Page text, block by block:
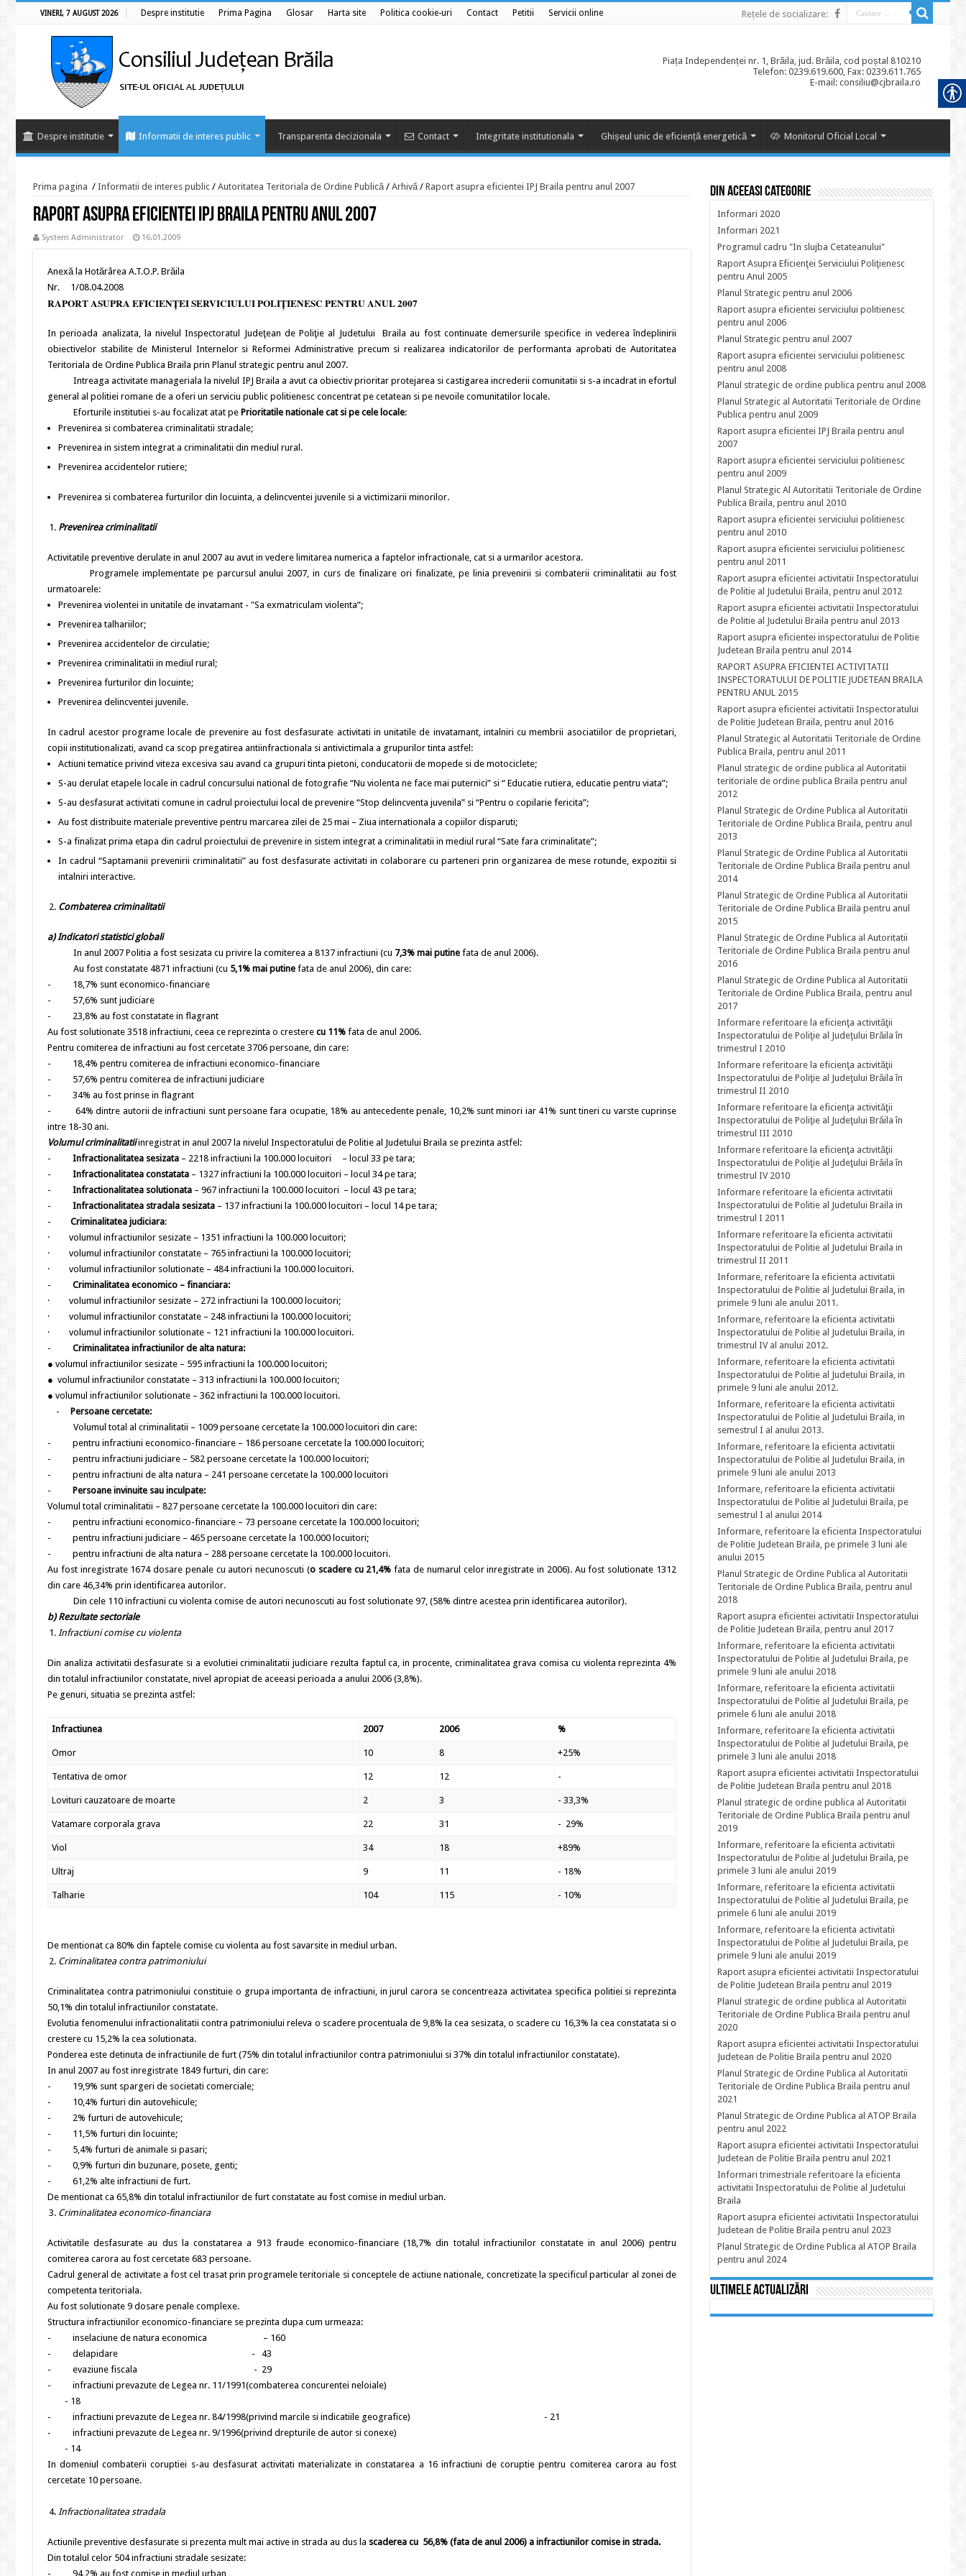
VINERI, 7 AUGUST 2026 Despre institutie Prima Pagina Glosar Harta site Politica cookie-uri Contact Petitii Servicii online Rețele de socializare:
Piața Independenței nr. 1, Brăila, jud. Brăila, cod poștal 810210
Telefon: 0239.619.600, Fax: 0239.611.765
E-mail: consiliu@cjbraila.ro
Despre institutie Informatii de interes public Transparenta decizionala Contact Integritate institutionala Ghișeul unic de eficiență energetică Monitorul Oficial Local
Prima pagina / Informatii de interes public / Autoritatea Teritoriala de Ordine Publică / Arhivă / Raport asupra eficientei IPJ Braila pentru anul 2007
Raport asupra eficientei IPJ Braila pentru anul 2007
System Administrator 16.01.2009
Anexă la Hotărârea A.T.O.P. Brăila
Nr. 1/08.04.2008
RAPORT ASUPRA EFICIENŢEI SERVICIULUI POLIŢIENESC PENTRU ANUL 2007
In perioada analizata, la nivelul Inspectoratul Judeţean de Poliţie al Judetului Braila au fost continuate demersurile specifice in vederea îndeplinirii
obiectivelor stabilite de Ministerul Internelor si Reformei Administrative precum si realizarea indicatorilor de performanta aprobati de Autoritatea
Teritoriala de Ordine Publica Braila prin Planul strategic pentru anul 2007.
Intreaga activitate manageriala la nivelul IPJ Braila a avut ca obiectiv prioritar protejarea si castigarea increderii comunitatii si s-a incadrat in efortul
general al politiei romane de a oferi un serviciu public politienesc concentrat pe cetatean si pe nevoile comunitatilor locale.
Eforturile institutiei s-au focalizat atat pe Prioritatile nationale cat si pe cele locale:
Prevenirea si combaterea criminalitatii stradale;
Prevenirea in sistem integrat a criminalitatii din mediul rural.
Prevenirea accidentelor rutiere;
Prevenirea si combaterea furturilor din locuinta, a delincventei juvenile si a victimizarii minorilor.
Prevenirea criminalitatii
Activitatile preventive derulate in anul 2007 au avut in vedere limitarea numerica a faptelor infractionale, cat si a urmarilor acestora.
Programele implementate pe parcursul anului 2007, in curs de finalizare ori finalizate, pe linia prevenirii si combaterii criminalitatii au fost
urmatoarele:
Prevenirea violentei in unitatile de invatamant - "Sa exmatriculam violenta”;
Prevenirea talhariilor;
Prevenirea accidentelor de circulatie;
Prevenirea criminalitatii in mediul rural;
Prevenirea furturilor din locuinte;
Prevenirea delincventei juvenile.
In cadrul acestor programe locale de prevenire au fost desfasurate activitati in unitatile de invatamant, intalniri cu membrii asociatiilor de proprietari,
copii institutionalizati, avand ca scop pregatirea antiinfractionala si antivictimala a grupurilor tinta astfel:
Actiuni tematice privind viteza excesiva sau avand ca grupuri tinta pietoni, conducatorii de mopede si de motociclete;
S-au derulat etapele locale in cadrul concursului national de fotografie “Nu violenta ne face mai puternici” si “ Educatie rutiera, educatie pentru viata”;
S-au desfasurat activitati comune in cadrul proiectului local de prevenire “Stop delincventa juvenila” si “Pentru o copilarie fericita”;
Au fost distribuite materiale preventive pentru marcarea zilei de 25 mai – Ziua internationala a copiilor disparuti;
S-a finalizat prima etapa din cadrul proiectului de prevenire in sistem integrat a criminalitatii in mediul rural “Sate fara criminalitate”;
In cadrul “Saptamanii prevenirii criminalitatii” au fost desfasurate activitati in colaborare cu parteneri prin organizarea de mese rotunde, expozitii si
intalniri interactive.
Combaterea criminalitatii
a) Indicatori statistici globali
In anul 2007 Politia a fost sesizata cu privire la comiterea a 8137 infractiuni (cu 7,3% mai putine fata de anul 2006).
Au fost constatate 4871 infractiuni (cu 5,1% mai putine fata de anul 2006), din care:
- 18,7% sunt economico-financiare
- 57,6% sunt judiciare
- 23,8% au fost constatate in flagrant
Au fost solutionate 3518 infractiuni, ceea ce reprezinta o crestere cu 11% fata de anul 2006.
Pentru comiterea de infractiuni au fost cercetate 3706 persoane, din care:
- 18,4% pentru comiterea de infractiuni economico-financiare
- 57,6% pentru comiterea de infractiuni judiciare
- 34% au fost prinse in flagrant
- 64% dintre autorii de infractiuni sunt persoane fara ocupatie, 18% au antecedente penale, 10,2% sunt minori iar 41% sunt tineri cu varste cuprinse
intre 18-30 ani.
Volumul criminalitatiiinregistrat in anul 2007 la nivelul Inspectoratului de Politie al Judetului Braila se prezinta astfel:
- Infractionalitatea sesizata – 2218 infractiuni la 100.000 locuitori – locul 33 pe tara;
- Infractionalitatea constatata – 1327 infractiuni la 100.000 locuitori – locul 34 pe tara;
- Infractionalitatea solutionata – 967 infractiuni la 100.000 locuitori – locul 43 pe tara;
- Infractionalitatea stradala sesizata – 137 infractiuni la 100.000 locuitori – locul 14 pe tara;
- Criminalitatea judiciara:
· volumul infractiunilor sesizate – 1351 infractiuni la 100.000 locuitori;
· volumul infractiunilor constatate – 765 infractiuni la 100.000 locuitori;
· volumul infractiunilor solutionate – 484 infractiuni la 100.000 locuitori.
- Criminalitatea economico – financiara:
· volumul infractiunilor sesizate – 272 infractiuni la 100.000 locuitori;
· volumul infractiunilor constatate – 248 infractiuni la 100.000 locuitori;
· volumul infractiunilor solutionate – 121 infractiuni la 100.000 locuitori.
- Criminalitatea infractiunilor de alta natura:
● volumul infractiunilor sesizate – 595 infractiuni la 100.000 locuitori;
● volumul infractiunilor constatate – 313 infractiuni la 100.000 locuitori;
● volumul infractiunilor solutionate – 362 infractiuni la 100.000 locuitori.
- Persoane cercetate:
Volumul total al criminalitatii – 1009 persoane cercetate la 100.000 locuitori din care:
- pentru infractiuni economico-financiare – 186 persoane cercetate la 100.000 locuitori;
- pentru infractiuni judiciare – 582 persoane cercetate la 100.000 locuitori;
- pentru infractiuni de alta natura – 241 persoane cercetate la 100.000 locuitori
- Persoane invinuite sau inculpate:
Volumul total criminalitatii – 827 persoane cercetate la 100.000 locuitori din care:
- pentru infractiuni economico-financiare – 73 persoane cercetate la 100.000 locuitori;
- pentru infractiuni judiciare – 465 persoane cercetate la 100.000 locuitori;
- pentru infractiuni de alta natura – 288 persoane cercetate la 100.000 locuitori.
Au fost inregistrate 1674 dosare penale cu autori necunoscuti (o scadere cu 21,4% fata de numarul celor inregistrate in 2006). Au fost solutionate 1312
din care 46,34% prin identificarea autorilor.
Din cele 110 infractiuni cu violenta comise de autori necunoscuti au fost solutionate 97, (58% dintre acestea prin identificarea autorilor).
b) Rezultate sectoriale
Infractiuni comise cu violenta
Din analiza activitatii desfasurate si a evolutiei criminalitatii judiciare rezulta faptul ca, in procente, criminalitatea grava comisa cu violenta reprezinta 4%
din totalul infractiunilor constatate, nivel apropiat de aceeasi perioada a anului 2006 (3,8%).
Pe genuri, situatia se prezinta astfel:
Infractiunea 2007 2006 %
Omor 10 8 +25%
Tentativa de omor 12 12 -
Lovituri cauzatoare de moarte 2 3 - 33,3%
Vatamare corporala grava 22 31 - 29%
Viol 34 18 +89%
Ultraj 9 11 - 18%
Talharie 104 115 - 10%
De mentionat ca 80% din faptele comise cu violenta au fost savarsite in mediul urban.
Criminalitatea contra patrimoniului
Criminalitatea contra patrimoniului constituie o grupa importanta de infractiuni, in jurul carora se concentreaza activitatea specifica politiei si reprezinta
50,1% din totalul infractiunilor constatate.
Evolutia fenomenului infractionalitatii contra patrimoniului releva o scadere procentuala de 9,8% la cea sesizata, o scadere cu 16,3% la cea constatata si o
crestere cu 15,2% la cea solutionata.
Ponderea este detinuta de infractiunile de furt (75% din totalul infractiunilor contra patrimoniului si 37% din totalul infractiunilor constatate).
In anul 2007 au fost inregistrate 1849 furturi, din care:
- 19,9% sunt spargeri de societati comerciale;
- 10,4% furturi din autovehicule;
- 2% furturi de autovehicule;
- 11,5% furturi din locuinte;
- 5,4% furturi de animale si pasari;
- 0,9% furturi din buzunare, posete, genti;
- 61,2% alte infractiuni de furt.
De mentionat ca 65,8% din totalul infractiunilor de furt constatate au fost comise in mediul urban.
Criminalitatea economico-financiara
Activitatile desfasurate au dus la constatarea a 913 fraude economico-financiare (18,7% din totalul infractiunilor constatate in anul 2006) pentru
comiterea carora au fost cercetate 683 persoane.
Cadrul general de activitate a fost cel trasat prin programele teritoriale si conceptele de actiune nationale, concretizate la specificul particular al zonei de
competenta teritoriala.
Au fost solutionate 9 dosare penale complexe.
Structura infractiunilor economico-financiare se prezinta dupa cum urmeaza:
- inselaciune de natura economica – 160
- delapidare - 43
- evaziune fiscala - 29
- infractiuni prevazute de Legea nr. 11/1991(combaterea concurentei neloiale)
- 18
- infractiuni prevazute de Legea nr. 84/1998(privind marcile si indicatiile geografice) - 21
- infractiuni prevazute de Legea nr. 9/1996(privind drepturile de autor si conexe)
- 14
In domeniul combaterii coruptiei s-au desfasurat activitati materializate in constatarea a 16 infractiuni de coruptie pentru comiterea carora au fost
cercetate 10 persoane.
Infractionalitatea stradala
Actiunile preventive desfasurate si prezenta mult mai active in strada au dus la scaderea cu 56,8% (fata de anul 2006) a infractiunilor comise in strada.
Din totalul celor 504 infractiuni stradale sesizate:
- 94,2% au fost comise in mediul urban
Din aceeasi categorie
Informari 2020
Informari 2021
Programul cadru "In slujba Cetateanului"
Raport Asupra Eficienţei Serviciului Poliţienesc
pentru Anul 2005
Planul Strategic pentru anul 2006
Raport asupra eficientei serviciului politienesc
pentru anul 2006
Planul Strategic pentru anul 2007
Raport asupra eficientei serviciului politienesc
pentru anul 2008
Planul strategic de ordine publica pentru anul 2008
Planul Strategic al Autoritatii Teritoriale de Ordine
Publica pentru anul 2009
Raport asupra eficientei IPJ Braila pentru anul
2007
Raport asupra eficientei serviciului politienesc
pentru anul 2009
Planul Strategic Al Autoritatii Teritoriale de Ordine
Publica Braila, pentru anul 2010
Raport asupra eficientei serviciului politienesc
pentru anul 2010
Raport asupra eficientei serviciului politienesc
pentru anul 2011
Raport asupra eficientei activitatii Inspectoratului
de Politie al Judetului Braila, pentru anul 2012
Raport asupra eficientei activitatii Inspectoratului
de Politie al Judetului Braila pentru anul 2013
Raport asupra eficientei inspectoratului de Politie
Judetean Braila pentru anul 2014
RAPORT ASUPRA EFICIENTEI ACTIVITATII
INSPECTORATULUI DE POLITIE JUDETEAN BRAILA
PENTRU ANUL 2015
Raport asupra eficientei activitatii Inspectoratului
de Politie Judetean Braila, pentru anul 2016
Planul Strategic al Autoritatii Teritoriale de Ordine
Publica Braila, pentru anul 2011
Planul strategic de ordine publica al Autoritatii
teritoriale de ordine publica Braila pentru anul
2012
Planul Strategic de Ordine Publica al Autoritatii
Teritoriale de Ordine Publica Braila, pentru anul
2013
Planul Strategic de Ordine Publica al Autoritatii
Teritoriale de Ordine Publica Braila pentru anul
2014
Planul Strategic de Ordine Publica al Autoritatii
Teritoriale de Ordine Publica Braila pentru anul
2015
Planul Strategic de Ordine Publica al Autoritatii
Teritoriale de Ordine Publica Braila pentru anul
2016
Planul Strategic de Ordine Publica al Autoritatii
Teritoriale de Ordine Publica Braila, pentru anul
2017
Informare referitoare la eficienţa activităţii
Inspectoratului de Poliţie al Judeţului Brăila în
trimestrul I 2010
Informare referitoare la eficienţa activităţii
Inspectoratului de Poliţie al Judeţului Brăila în
trimestrul II 2010
Informare referitoare la eficienţa activităţii
Inspectoratului de Poliţie al Judeţului Brăila în
trimestrul III 2010
Informare referitoare la eficienţa activităţii
Inspectoratului de Poliţie al Judeţului Brăila în
trimestrul IV 2010
Informare referitoare la eficienta activitatii
Inspectoratului de Politie al Judetului Braila in
trimestrul I 2011
Informare referitoare la eficienta activitatii
Inspectoratului de Politie al Judetului Braila in
trimestrul II 2011
Informare, referitoare la eficienta activitatii
Inspectoratului de Politie al Judetului Braila, in
primele 9 luni ale anului 2011.
Informare, referitoare la eficienta activitatii
Inspectoratului de Politie al Judetului Braila, in
trimestrul IV al anului 2012.
Informare, referitoare la eficienta activitatii
Inspectoratului de Politie al Judetului Braila, in
primele 9 luni ale anului 2012.
Informare, referitoare la eficienta activitatii
Inspectoratului de Politie al Judetului Braila, in
semestrul I al anului 2013.
Informare, referitoare la eficienta activitatii
Inspectoratului de Politie al Judetului Braila, in
primele 9 luni ale anului 2013
Informare, referitoare la eficienta activitatii
Inspectoratului de Politie al Judetului Braila, pe
semestrul I al anului 2014
Informare, referitoare la eficienta Inspectoratului
de Politie Judetean Braila, pe primele 3 luni ale
anului 2015
Planul Strategic de Ordine Publica al Autoritatii
Teritoriale de Ordine Publica Braila, pentru anul
2018
Raport asupra eficientei activitatii Inspectoratului
de Politie Judetean Braila, pentru anul 2017
Informare, referitoare la eficienta activitatii
Inspectoratului de Politie al Judetului Braila, pe
primele 9 luni ale anului 2018
Informare, referitoare la eficienta activitatii
Inspectoratului de Politie al Judetului Braila, pe
primele 6 luni ale anului 2018
Informare, referitoare la eficienta activitatii
Inspectoratului de Politie al Judetului Braila, pe
primele 3 luni ale anului 2018
Raport asupra eficientei activitatii Inspectoratului
de Politie Judetean Braila pentru anul 2018
Planul strategic de ordine publica al Autoritatii
Teritoriale de Ordine Publica Braila pentru anul
2019
Informare, referitoare la eficienta activitatii
Inspectoratului de Politie al Judetului Braila, pe
primele 3 luni ale anului 2019
Informare, referitoare la eficienta activitatii
Inspectoratului de Politie al Judetului Braila, pe
primele 6 luni ale anului 2019
Informare, referitoare la eficienta activitatii
Inspectoratului de Politie al Judetului Braila, pe
primele 9 luni ale anului 2019
Raport asupra eficientei activitatii Inspectoratului
de Politie Judetean Braila pentru anul 2019
Planul strategic de ordine publica al Autoritatii
Teritoriale de Ordine Publica Braila pentru anul
2020
Raport asupra eficientei activitatii Inspectoratului
Judetean de Politie Braila pentru anul 2020
Planul Strategic de Ordine Publica al Autoritatii
Teritoriale de Ordine Publica Braila pentru anul
2021
Planul Strategic de Ordine Publica al ATOP Braila
pentru anul 2022
Raport asupra eficientei activitatii Inspectoratului
Judetean de Politie Braila pentru anul 2021
Informari trimestriale referitoare la eficienta
activitatii Inspectoratului de Politie al Judetului
Braila
Raport asupra eficientei activitatii Inspectoratului
Judetean de Politie Braila pentru anul 2023
Planul Strategic de Ordine Publica al ATOP Braila
pentru anul 2024
Ultimele actualizări